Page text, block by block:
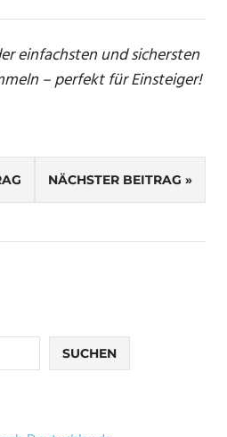
einfachsten und sichersten
– perfekt für Einsteiger!
NÄCHSTER BEITRAG
SUCHEN